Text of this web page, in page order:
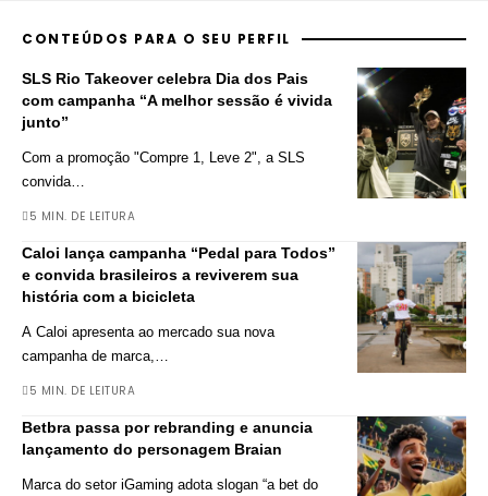
CONTEÚDOS PARA O SEU PERFIL
SLS Rio Takeover celebra Dia dos Pais
com campanha “A melhor sessão é vivida
junto”
Com a promoção "Compre 1, Leve 2", a SLS
convida…
5 MIN. DE LEITURA
Caloi lança campanha “Pedal para Todos”
e convida brasileiros a reviverem sua
história com a bicicleta
A Caloi apresenta ao mercado sua nova
campanha de marca,…
5 MIN. DE LEITURA
Betbra passa por rebranding e anuncia
lançamento do personagem Braian
Marca do setor iGaming adota slogan “a bet do